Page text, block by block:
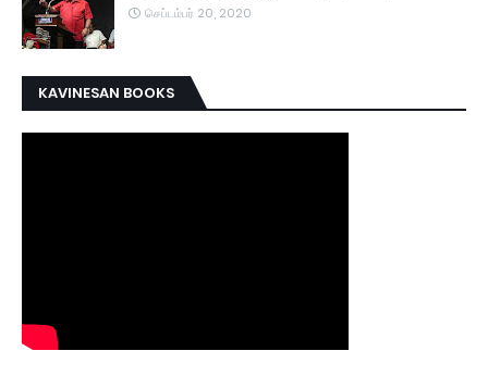
செப்டம்பர் 20, 2020
KAVINESAN BOOKS